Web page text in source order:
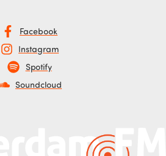
Facebook
Instagram
Spotify
Soundcloud